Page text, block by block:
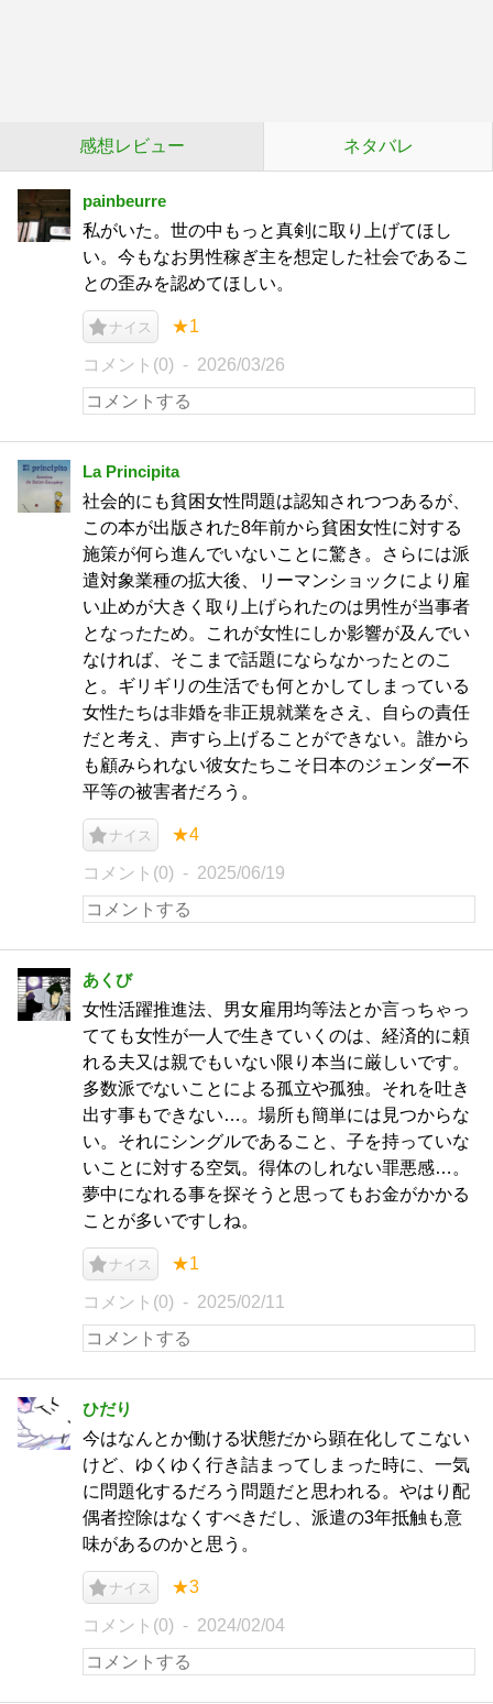
感想レビュー ネタバレ
painbeurre
私がいた。世の中もっと真剣に取り上げてほし
い。今もなお男性稼ぎ主を想定した社会であるこ
との歪みを認めてほしい。
ナイス ★1
コメント(0) 2026/03/26
La Principita
社会的にも貧困女性問題は認知されつつあるが、
この本が出版された8年前から貧困女性に対する
施策が何ら進んでいないことに驚き。さらには派
遣対象業種の拡大後、リーマンショックにより雇
い止めが大きく取り上げられたのは男性が当事者
となったため。これが女性にしか影響が及んでい
なければ、そこまで話題にならなかったとのこ
と。ギリギリの生活でも何とかしてしまっている
女性たちは非婚を非正規就業をさえ、自らの責任
だと考え、声すら上げることができない。誰から
も顧みられない彼女たちこそ日本のジェンダー不
平等の被害者だろう。
ナイス ★4
コメント(0) 2025/06/19
あくび
女性活躍推進法、男女雇用均等法とか言っちゃっ
てても女性が一人で生きていくのは、経済的に頼
れる夫又は親でもいない限り本当に厳しいです。
多数派でないことによる孤立や孤独。それを吐き
出す事もできない…。場所も簡単には見つからな
い。それにシングルであること、子を持っていな
いことに対する空気。得体のしれない罪悪感…。
夢中になれる事を探そうと思ってもお金がかかる
ことが多いですしね。
ナイス ★1
コメント(0) 2025/02/11
ひだり
今はなんとか働ける状態だから顕在化してこない
けど、ゆくゆく行き詰まってしまった時に、一気
に問題化するだろう問題だと思われる。やはり配
偶者控除はなくすべきだし、派遣の3年抵触も意
味があるのかと思う。
ナイス ★3
コメント(0) 2024/02/04